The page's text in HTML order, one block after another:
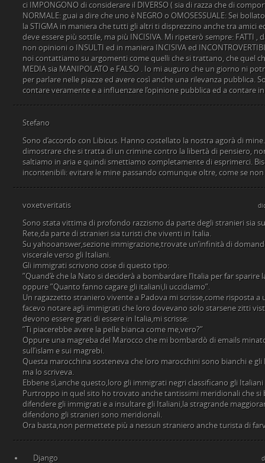
ci IMPONGONO di considerare il DIVERSO ( sia di razza che di
NORMALE: guai a dire che uno è NEGRO o OMOSESSUALE: Sei
la STIGMA in maniera che tutti gli altri ti disprezzino anche tra amici
deve essere più sottile, ma più INCISIVA. Mi ripeterò sempre: FATTI ,
non opinioni o INSULTI ed in maniera INCISIVA ed
noi contattiamo su argomenti come quelli che si trattano, che quel
MEDIA sia MANIPOLATO e FALSO . Io mi auguro che un giorno ni
per parlare nelle piazze ed avere così anche una rilevanza pubblica.
contare veramente e a influenzare l’opinione pubblica ed a contare
Stefano
Sono d’accordo con Libicus. Hanno costellato la nostra agorà di
dimostrare che si tratta di un crimine contro la libertà di pensiero,
saltiamo in aria e quindi smettiamo completamente di esprimerci.
incontenibili: evitare le mine passando comunque oltre, come se
voxetveritatis
Sono stata vittima di profondo razzismo da parte degli stranieri sia
Rete,da parte di stranieri sia turisti che viventi in Italia.
Su yahooanswer,sezione immigrazione,trovate un’infinità di
viscerale verso gli Italiani.
Gli immigrati scrivono cose di questo tipo:
”Quand’è che la Nato si deciderà a bombardare l’Italia per far sparire
oppure ”Quanto fanno cagare gli italiani,li uccidiamo”.
Un ragazzetto straniero vivente a Padova mi scrisse,come risposta
facevo notare agli immigrati che loro dovevano solo starsene zitti
devono essere grati di essere in Italia,mi scrisse:
”Ti piacerebbe avere la pelle bianca come me,vero?”
Oppure una magreba del Marocco che mi bombardò di emails
sull’islam e sui magrebi.
Questa marocchina sosteneva che loro marocchini sono bianchi e
ma lo scriveva.
Ebbene sì,anche questo,loro gli immigrati negri classificano gli
Purtroppo in quel sito ho trovato anche tantissimi meridionali che si
difendere gli immigrati e a insultare gli Italiani,la stragrande
difendono gli stranieri sono meridionali.
Ora basta,non permettete più a nessun straniero anche turista di
Django